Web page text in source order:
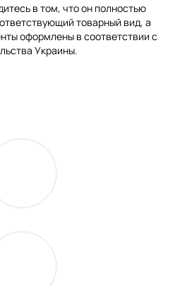
в том, что он полностью
товарный вид, а
оформлены в соответствии с
Украины.